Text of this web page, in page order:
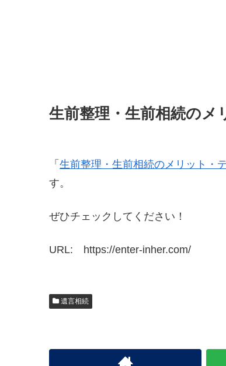
生前整理・生前相続のメ
「 生前整理・生前相続のメリット・
す。
ぜひチェックしてください！
URL: https://enter-inher.com/
遺言相続